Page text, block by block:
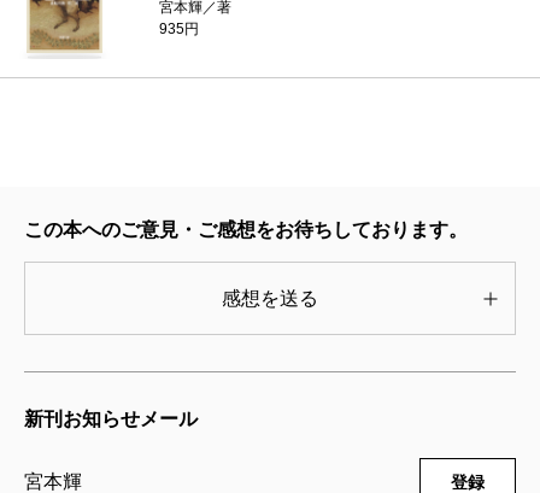
花の回廊―流転の海 第五部―
宮本輝／著
2,310円
宮本輝／著
宮本輝／著
935円
この本へのご意見・ご感想をお待ちしております。
感想を送る
新刊お知らせメール
宮本輝 登録